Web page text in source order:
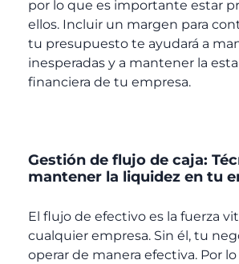
por lo que es importante estar
ellos. Incluir un margen para
tu presupuesto te ayudará a
inesperadas y a mantener la
financiera de tu empresa.
Gestión de flujo de caja:
mantener la liquidez en tu
El flujo de efectivo es la fuerza
cualquier empresa. Sin él, tu
operar de manera efectiva. Por